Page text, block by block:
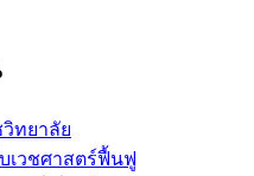
วิทยาลัย
เวชศาสตร์ฟื้นฟู